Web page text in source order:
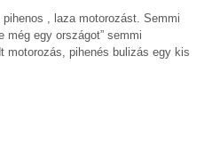
, laza motorozást. Semmi
még egy országot” semmi
motorozás, pihenés bulizás egy kis